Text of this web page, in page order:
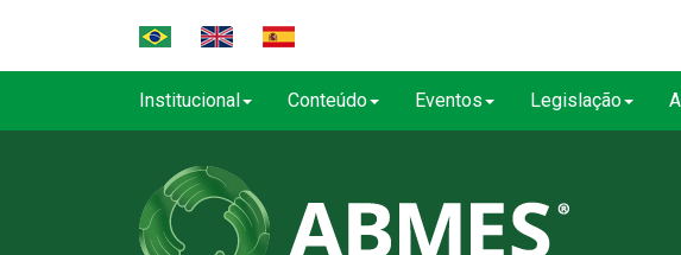
Institucional Conteúdo Eventos Legislação